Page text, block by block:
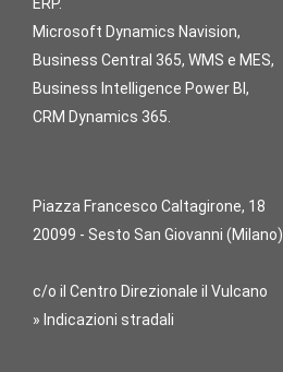
Microsoft Dynamics Navision,
Business Central 365, WMS e MES,
Business Intelligence Power BI,
CRM Dynamics 365.
Piazza Francesco Caltagirone, 18
20099 - Sesto San Giovanni (Milano)
c/o il Centro Direzionale il Vulcano
» Indicazioni stradali